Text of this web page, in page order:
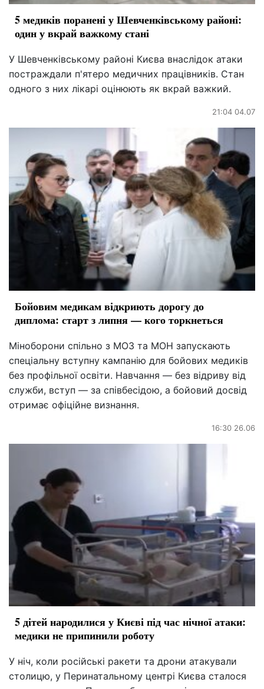
5 медиків поранені у Шевченківському районі:
один у вкрай важкому стані
У Шевченківському районі Києва внаслідок атаки
постраждали п'ятеро медичних працівників. Стан
одного з них лікарі оцінюють як вкрай важкий.
21:04 04.07
Бойовим медикам відкриють дорогу до
диплома: старт з липня — кого торкнеться
Міноборони спільно з МОЗ та МОН запускають
спеціальну вступну кампанію для бойових медиків
без профільної освіти. Навчання — без відриву від
служби, вступ — за співбесідою, а бойовий досвід
отримає офіційне визнання.
16:30 26.06
5 дітей народилися у Києві під час нічної атаки:
медики не припинили роботу
У ніч, коли російські ракети та дрони атакували
столицю, у Перинатальному центрі Києва сталося